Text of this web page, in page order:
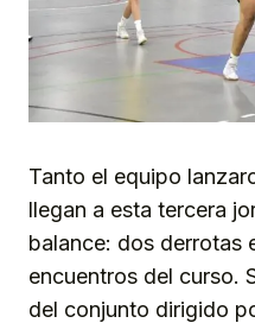
Tanto el equipo
llegan a esta tercera
balance: dos derrotas
encuentros del curso.
del conjunto dirigido